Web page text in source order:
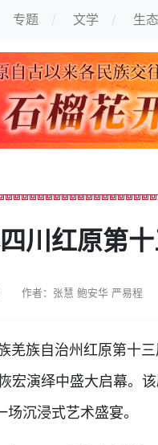
专题 文学 生态
川红原第
作者：张慧 鲍安华 严易程
族自治州红原第十三
宏演绎中盛大启幕。
沉浸式艺术盛宴。